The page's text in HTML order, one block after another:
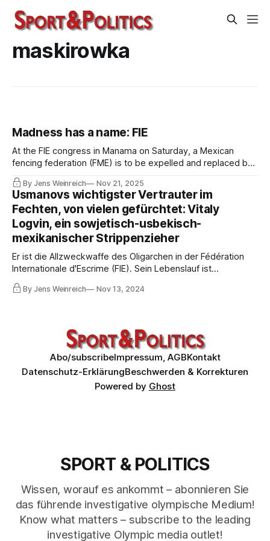
maskirowka
Madness has a name: FIE
At the FIE congress in Manama on Saturday, a Mexican
fencing federation (FME) is to be expelled and replaced by
another so-called Mexican federation (ADNEM). Everything
has been prepared well in advance. This is no small matter
– the trail leads to Uzbekistan in the Russian hemisphere.
By Jens Weinreich Nov 21, 2025
Usmanovs wichtigster Vertrauter im
Fechten, von vielen gefürchtet: Vitaly
Logvin, ein sowjetisch-usbekisch-
mexikanischer Strippenzieher
Er ist die Allzweckwaffe des Oligarchen in der Fédération
Internationale d'Escrime (FIE). Sein Lebenslauf ist
mindestens so interessant und umstritten wie sein Ruf.
Lernen Sie also Vitaly Logvin Grechuhin kennen, unmittelbar
By Jens Weinreich Nov 13, 2024
Abo/subscribeImpressum, AGBKontakt
Datenschutz-ErklärungBeschwerden & Korrekturen
Powered by Ghost
SPORT & POLITICS
Wissen, worauf es ankommt – abonnieren Sie
das führende investigative olympische Medium!
Know what matters – subscribe to the leading
investigative Olympic media outlet!